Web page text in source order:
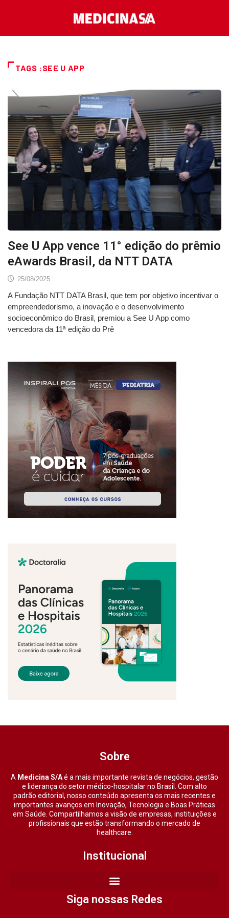
TAGS :SEE U APP
See U App vence 11° edição do prêmio
eAwards Brasil, da NTT DATA
25/08/2025
A Fundação NTT DATA Brasil, que tem por objetivo incentivar o
empreendedorismo, a inovação e o desenvolvimento
socioeconômico do Brasil, premiou a See U App como
vencedora da 11ª edição do Prê
Sobre
A Medicina S/Aé a mais importante revista de negócios, gestão
e liderança do setor médico-hospitalar no Brasil. Com alto
padrão editorial, nosso conteúdo apresenta os mais recentes e
importantes avanços em Inovação, Tecnologia e Boas Práticas
em Saúde. Compartilhamos a visão de empresas, instituições e
profissionais que estão transformando o mercado de
healthcare.
Institucional
Siga nossas Redes